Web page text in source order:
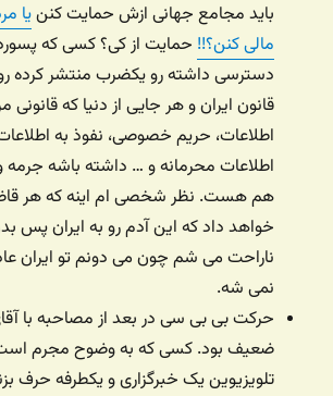
باید مجامع جهانی ازش حمایت کننیا
مالی کنن؟!! حمایت از کی؟ کسی که
دسترسی داشته رو یکضرب منتشر کرده
قانون ایران و هر جایی از دنیا که
اطلاعات، حریم خصوصی، نفوذ به
اطلاعات محرمانه و … داشته باشه
هم هست. نظر شخصی ام اینه که هر
خواهد داد که این آدم رو به ایران پس
ناراحت می شم چون می دونم تو ایران
نمی شه.
حرکت بی بی سی در بعد از مصاحبه با
ضعیف بود. کسی که به وضوح مجرم است
تلویزیوین یک خبرگزاری و یکطرفه حرف